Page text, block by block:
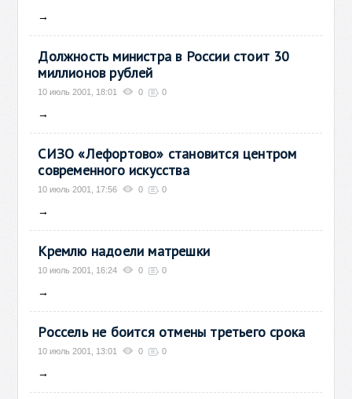
→
Должность министра в России стоит 30
миллионов рублей
10 июль 2001, 18:01 0 0
→
СИЗО «Лефортово» становится центром
современного искусства
10 июль 2001, 17:56 0 0
→
Кремлю надоели матрешки
10 июль 2001, 16:24 0 0
→
Россель не боится отмены третьего срока
10 июль 2001, 13:01 0 0
→